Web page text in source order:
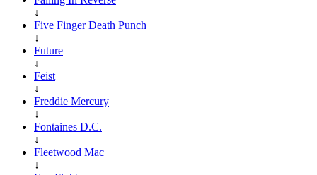
↓
Five Finger Death Punch
↓
Future
↓
Feist
↓
Freddie Mercury
↓
Fontaines D.C.
↓
Fleetwood Mac
↓